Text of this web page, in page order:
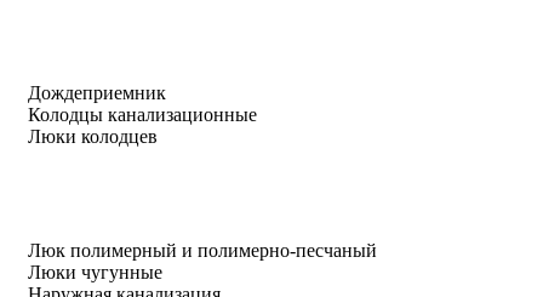
Дождеприемник
Колодцы канализационные
Люки колодцев
Люк полимерный и полимерно-песчаный
Люки чугунные